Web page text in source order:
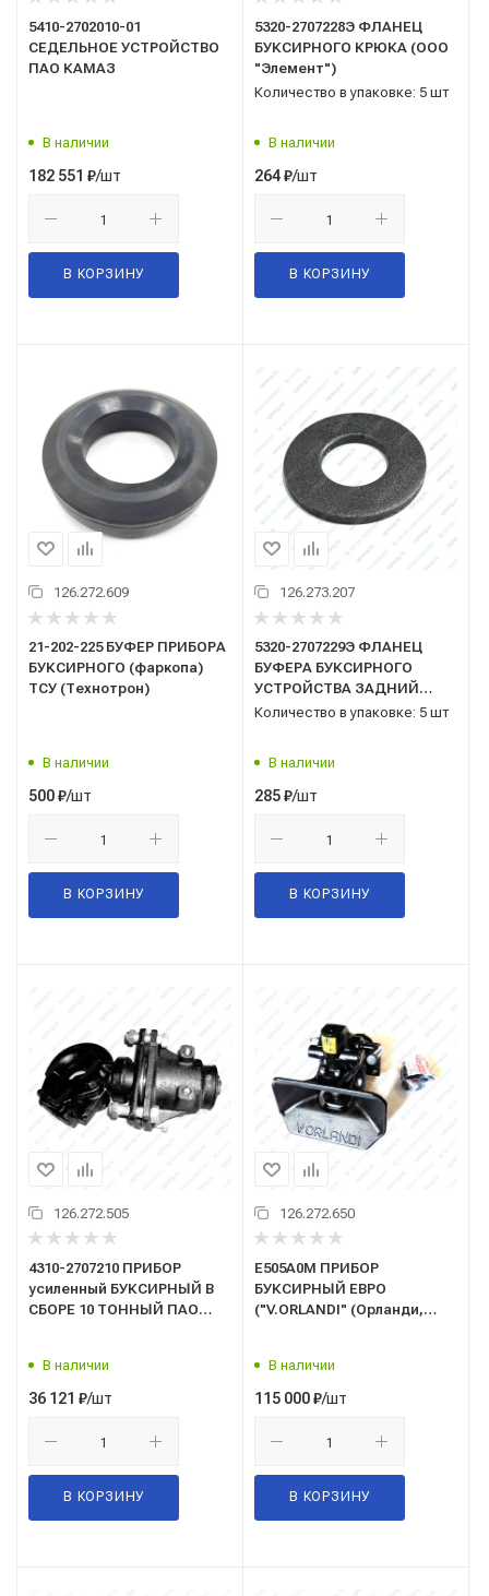
5410-2702010-01
СЕДЕЛЬНОЕ УСТРОЙСТВО
ПАО КАМАЗ
В наличии
182 551 ₽/шт
В КОРЗИНУ
5320-2707228Э ФЛАНЕЦ
БУКСИРНОГО КРЮКА (ООО
"Элемент")
Количество в упаковке: 5 шт
В наличии
264₽/шт
В КОРЗИНУ
126.272.609
21-202-225 БУФЕР ПРИБОРА
БУКСИРНОГО (фаркопа)
ТСУ (Технотрон)
В наличии
500₽/шт
В КОРЗИНУ
126.273.207
5320-2707229Э ФЛАНЕЦ
БУФЕРА БУКСИРНОГО
УСТРОЙСТВА ЗАДНИЙ
(Вн.Ф45) (ООО "Элемент")
Количество в упаковке: 5 шт
В наличии
285₽/шт
В КОРЗИНУ
126.272.505
4310-2707210 ПРИБОР
усиленный БУКСИРНЫЙ В
СБОРЕ 10 ТОННЫЙ ПАО
В наличии
36 121 ₽/шт
В КОРЗИНУ
126.272.650
E505A0M ПРИБОР
БУКСИРНЫЙ ЕВРО
("V.ORLANDI" (Орланди,
(фаркоп) (GE505A0M)
В наличии
115 000₽/шт
В КОРЗИНУ